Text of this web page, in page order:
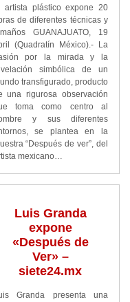
artista plástico expone 20
de diferentes técnicas y
GUANAJUATO, 19
(Quadratín México).- La
por la mirada y la
simbólica de un
transfigurado, producto
una rigurosa observación
toma como centro al
y sus diferentes
se plantea en la
“Después de ver”, del
mexicano…
Luis Granda
expone
«Después de
Ver» –
siete24.mx
Granda presenta una